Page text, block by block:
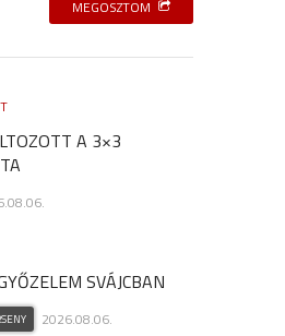
MEGOSZTOM
A 3×3
SVÁJCBAN
2026.08.06.